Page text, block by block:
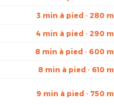
3 min à pied · 280 m
4 min à pied · 290 m
8 min à pied · 600 m
8 min à pied · 610 m
9 min à pied · 750 m